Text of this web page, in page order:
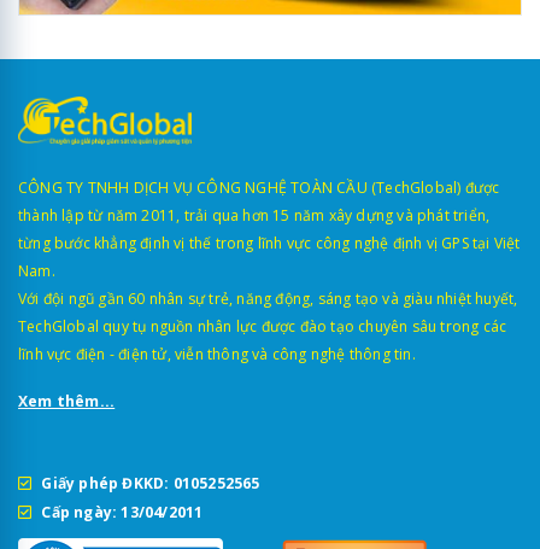
CÔNG TY TNHH DỊCH VỤ CÔNG NGHỆ TOÀN CẦU (TechGlobal) được
thành lập từ năm 2011, trải qua hơn 15 năm xây dựng và phát triển,
từng bước khẳng định vị thế trong lĩnh vực công nghệ định vị GPS tại Việt
Nam.
Với đội ngũ gần 60 nhân sự trẻ, năng động, sáng tạo và giàu nhiệt huyết,
TechGlobal quy tụ nguồn nhân lực được đào tạo chuyên sâu trong các
lĩnh vực điện - điện tử, viễn thông và công nghệ thông tin.
Xem thêm...
Giấy phép ĐKKD: 0105252565
Cấp ngày: 13/04/2011